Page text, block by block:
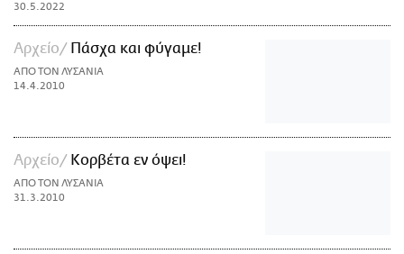
30.5.2022
Αρχείο Πάσχα και φύγαμε!
ΑΠΟ ΤΟΝ ΛΥΣΑΝΙΑ
14.4.2010
Αρχείο Κορβέτα εν όψει!
ΑΠΟ ΤΟΝ ΛΥΣΑΝΙΑ
31.3.2010